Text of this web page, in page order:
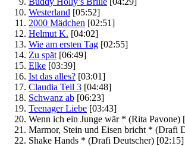
Westerland [05:52]
2000 Mädchen [02:51]
Helmut K. [04:02]
Wie am ersten Tag [02:55]
Zu spät [06:49]
Elke [03:39]
Ist das alles? [03:01]
Claudia Teil 3 [04:48]
Schwanz ab [06:23]
Teenager Liebe [03:43]
Wenn ich ein Junge wär * (Rita Pavone)
Marmor, Stein und Eisen bricht * (Drafi
Shake Hands * (Drafi Deutscher) [02:15]